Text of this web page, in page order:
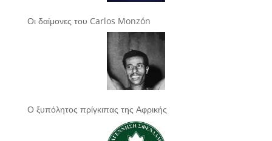
Οι δαίμονες του Carlos Monzón
Ο ξυπόλητος πρίγκιπας της Αφρικής